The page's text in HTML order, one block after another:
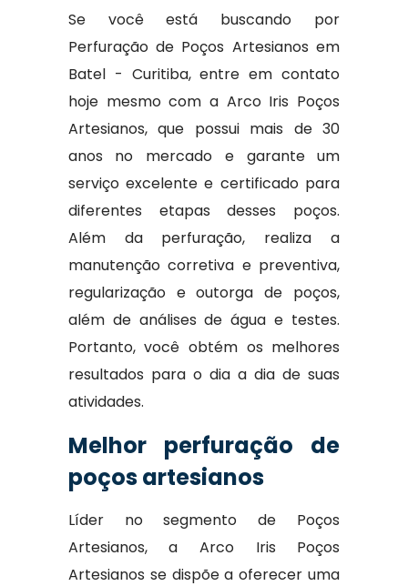
Se você está buscando por
Perfuração de Poços Artesianos em
Batel - Curitiba, entre em contato
hoje mesmo com a Arco Iris Poços
Artesianos, que possui mais de 30
anos no mercado e garante um
serviço excelente e certificado para
diferentes etapas desses poços.
Além da perfuração, realiza a
manutenção corretiva e preventiva,
regularização e outorga de poços,
além de análises de água e testes.
Portanto, você obtém os melhores
resultados para o dia a dia de suas
atividades.
Melhor perfuração de
poços artesianos
Líder no segmento de Poços
Artesianos, a Arco Iris Poços
Artesianos se dispõe a oferecer uma